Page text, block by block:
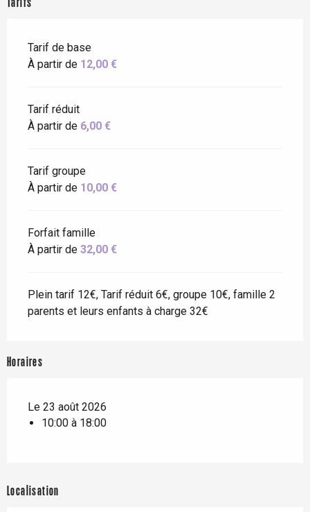
Tarifs
Tarif de base
À partir de 12,00 €
Tarif réduit
À partir de 6,00 €
Tarif groupe
À partir de 10,00 €
Forfait famille
À partir de 32,00 €
Plein tarif 12€, Tarif réduit 6€, groupe 10€, famille 2
parents et leurs enfants à charge 32€
Horaires
Le 23 août 2026
10:00 à 18:00
Localisation